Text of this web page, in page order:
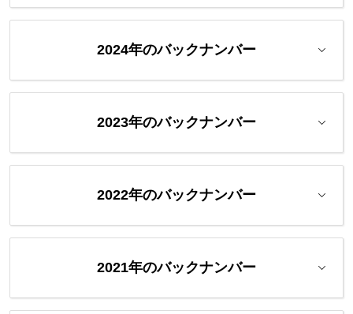
2024年のバックナンバー
2023年のバックナンバー
2022年のバックナンバー
2021年のバックナンバー